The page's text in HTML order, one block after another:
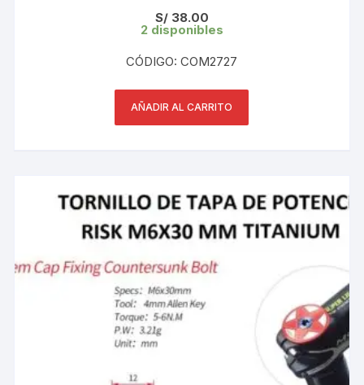
S/38.00
2 disponibles
CÓDIGO: COM2727
AÑADIR AL CARRITO